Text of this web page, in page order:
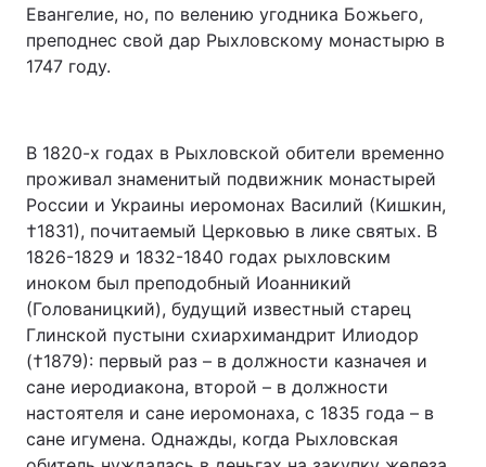
Евангелие, но, по велению угодника Божьего,
преподнес свой дар Рыхловскому монастырю в
1747 году.
В 1820-х годах в Рыхловской обители временно
проживал знаменитый подвижник монастырей
России и Украины иеромонах Василий (Кишкин,
†1831), почитаемый Церковью в лике святых. В
1826-1829 и 1832-1840 годах рыхловским
иноком был преподобный Иоанникий
(Голованицкий), будущий известный старец
Глинской пустыни схиархимандрит Илиодор
(†1879): первый раз – в должности казначея и
сане иеродиакона, второй – в должности
настоятеля и сане иеромонаха, с 1835 года – в
сане игумена. Однажды, когда Рыхловская